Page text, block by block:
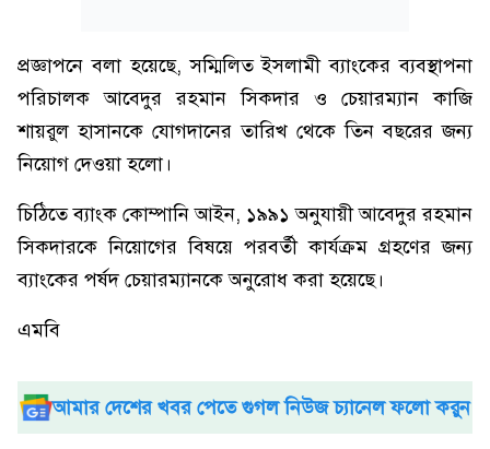
প্রজ্ঞাপনে বলা হয়েছে, সম্মিলিত ইসলামী ব্যাংকের ব্যবস্থাপনা
পরিচালক আবেদুর রহমান সিকদার ও চেয়ারম্যান কাজি
শায়রুল হাসানকে যোগদানের তারিখ থেকে তিন বছরের জন্য
নিয়োগ দেওয়া হলো।
চিঠিতে ব্যাংক কোম্পানি আইন, ১৯৯১ অনুযায়ী আবেদুর রহমান
সিকদারকে নিয়োগের বিষয়ে পরবর্তী কার্যক্রম গ্রহণের জন্য
ব্যাংকের পর্ষদ চেয়ারম্যানকে অনুরোধ করা হয়েছে।
এমবি
আমার দেশের খবর পেতে গুগল নিউজ চ্যানেল ফলো করুন